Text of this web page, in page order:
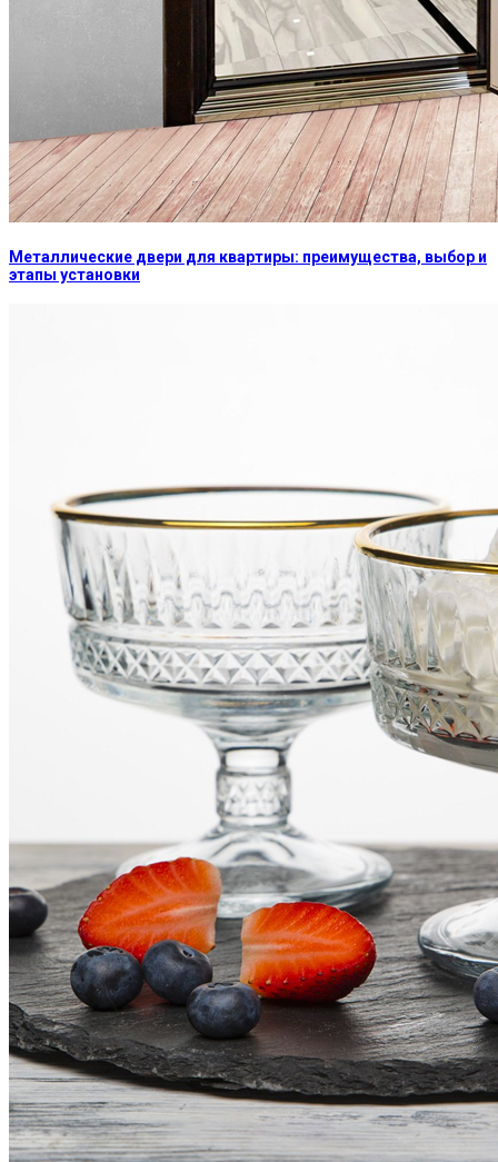
Металлические двери для квартиры: преимущества, выбор и
этапы установки